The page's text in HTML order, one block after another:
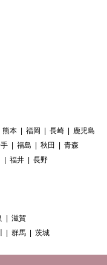
熊本 福岡 長崎
鹿児島
福島 秋田
青森
福井
長野
滋賀
群馬 茨城